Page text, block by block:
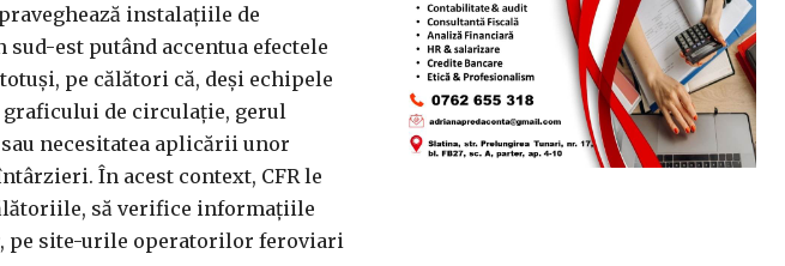
instalaţiile de
est putând accentua efectele
pe călători că, deşi echipele
de circulaţie, gerul
necesitatea aplicării unor
În acest context, CFR le
să verifice informaţiile
pe site-urile operatorilor feroviari